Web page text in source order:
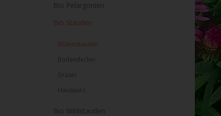
Bio Pelargonien
Bio Stauden
Blütenstauden
Bodendecker
Gräser
Hauswurz
Bio Wildstauden